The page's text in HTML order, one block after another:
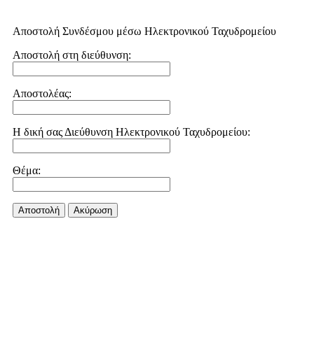
Αποστολή Συνδέσμου μέσω Ηλεκτρονικού Ταχυδρομείου
Αποστολή στη διεύθυνση:
Αποστολέας:
Η δική σας Διεύθυνση Ηλεκτρονικού Ταχυδρομείου:
Θέμα:
Αποστολή Aκύρωση